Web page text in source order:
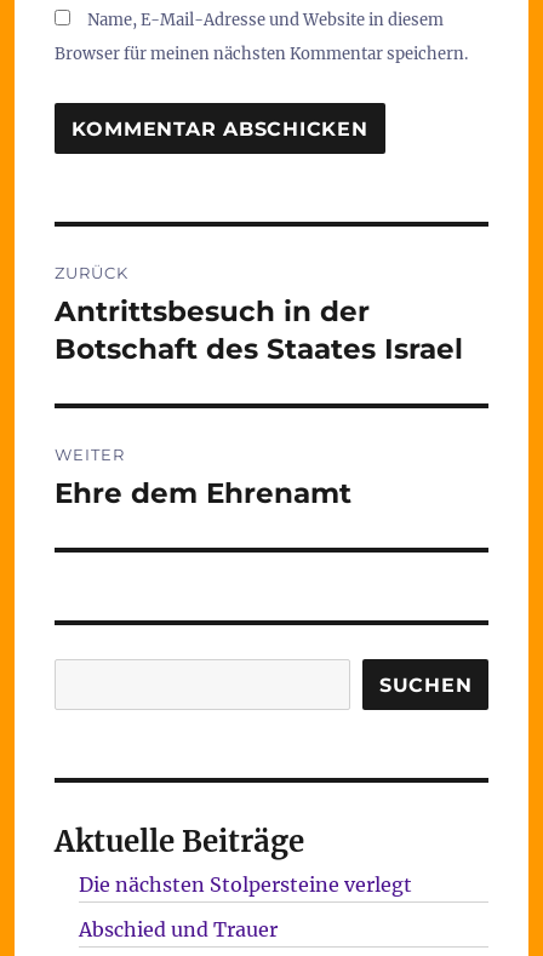
Name, E-Mail-Adresse und Website in diesem
Browser für meinen nächsten Kommentar speichern.
ZURÜCK
Vorheriger
Beitrag:
Antrittsbesuch in der
Botschaft des Staates Israel
WEITER
Nächster
Ehre dem Ehrenamt
SUCHEN
Aktuelle Beiträge
Die nächsten Stolpersteine verlegt
Abschied und Trauer